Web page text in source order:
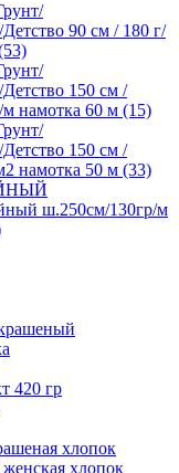
90 см / 180 г/
150 см /
м намотка 60 м (15)
150 см /
намотка 50 м (33)
ш.250см/130гр/м
420 гр
хлопок
хлопок